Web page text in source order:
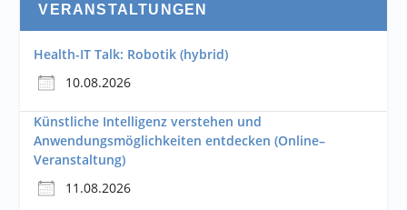
VERANSTALTUNGEN
Health-IT Talk: Robotik (hybrid)
10.08.2026
Künstliche Intelligenz verstehen und
Anwendungsmöglichkeiten entdecken (Online–
Veranstaltung)
11.08.2026